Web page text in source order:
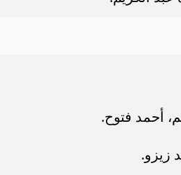
أحمد فتوح.
زيزو.